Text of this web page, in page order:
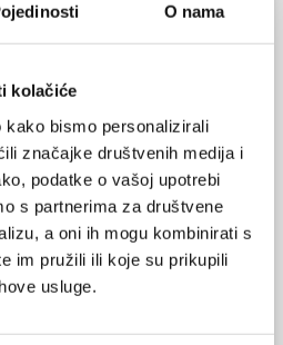
O nama
kolačiće
kako bismo personalizirali
značajke društvenih medija i
podatke o vašoj upotrebi
s partnerima za društvene
a oni ih mogu kombinirati s
im pružili ili koje su prikupili
usluge.
i hlađenje. Izlazi: 2+1.
Hidraulički separator-kolektor za
i hlađenje. Izlazi: 2+2.
Proširi